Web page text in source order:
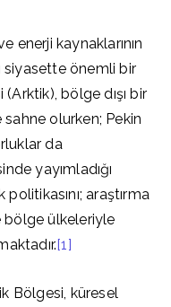
enerji kaynaklarının
siyasette önemli bir
bölge dışı bir
olurken; Pekin
da
yayımladığı
araştırma
bölge ülkeleriyle
[1]
Bölgesi, küresel